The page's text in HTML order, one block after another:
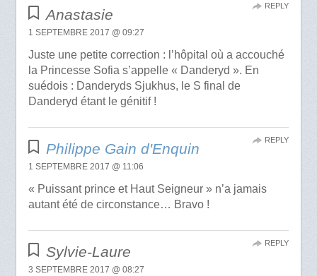
Anastasie
1 SEPTEMBRE 2017 @ 09:27
Juste une petite correction : l’hôpital où a accouché
la Princesse Sofia s’appelle « Danderyd ». En
suédois : Danderyds Sjukhus, le S final de
Danderyd étant le génitif !
REPLY
Philippe Gain d'Enquin
1 SEPTEMBRE 2017 @ 11:06
« Puissant prince et Haut Seigneur » n’a jamais
autant été de circonstance… Bravo !
REPLY
Sylvie-Laure
3 SEPTEMBRE 2017 @ 08:27
REPLY